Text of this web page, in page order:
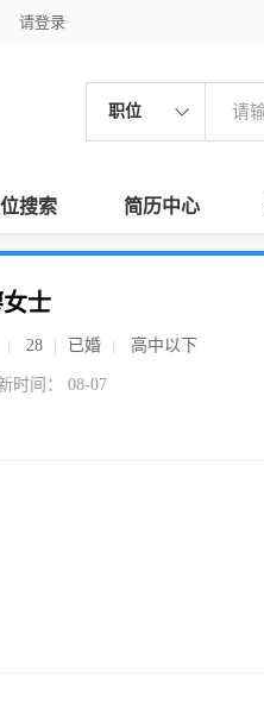
请登录
职位
搜索 简历中心
士
28 已婚 高中以下
时间： 08-07